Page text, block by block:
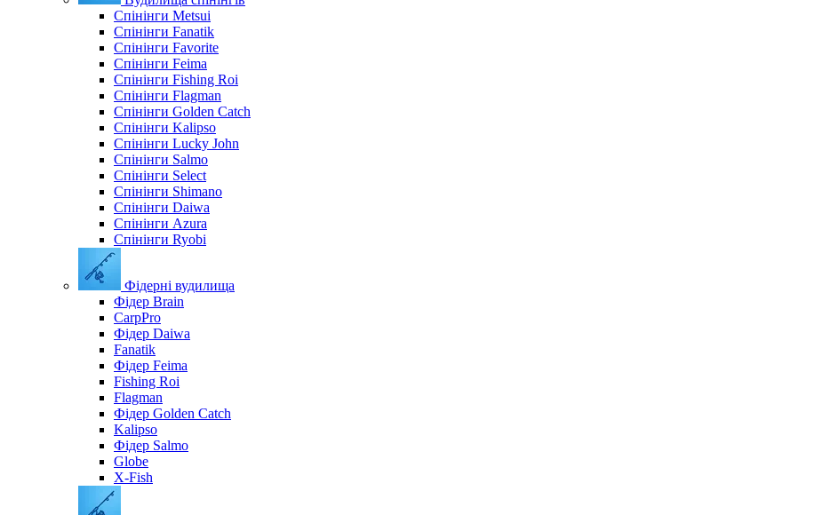
Спінінги Metsui
Спінінги Fanatik
Спінінги Favorite
Спінінги Feima
Спінінги Fishing Roi
Спінінги Flagman
Спінінги Golden Catch
Спінінги Kalipso
Спінінги Lucky John
Спінінги Salmo
Спінінги Select
Спінінги Shimano
Спінінги Daiwa
Спінінги Azura
Спінінги Ryobi
Фідерні вудилища
Фідер Brain
CarpPro
Фідер Daiwa
Fanatik
Фідер Feima
Fishing Roi
Flagman
Фідер Golden Catch
Kalipso
Фідер Salmo
Globe
X-Fish